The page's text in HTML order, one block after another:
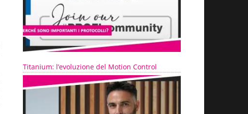
Titanium: l’evoluzione del Motion Control